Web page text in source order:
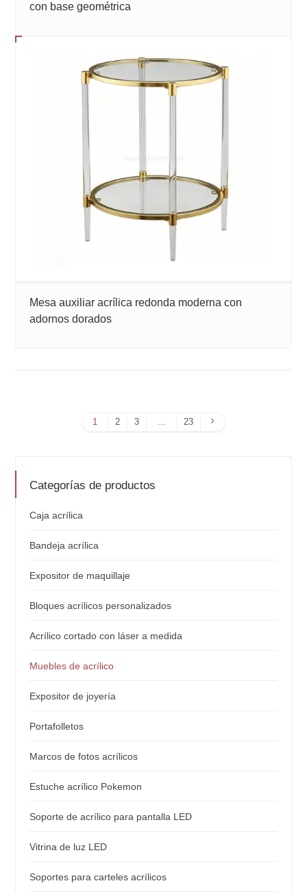
con base geométrica
Mesa auxiliar acrílica redonda moderna con
adornos dorados
1 2 3 23
Página
Categorías de productos
Caja acrílica
Bandeja acrílica
Expositor de maquillaje
Bloques acrílicos personalizados
Acrílico cortado con láser a medida
Muebles de acrílico
Expositor de joyería
Portafolletos
Marcos de fotos acrílicos
Estuche acrílico Pokemon
Soporte de acrílico para pantalla LED
Vitrina de luz LED
Soportes para carteles acrílicos